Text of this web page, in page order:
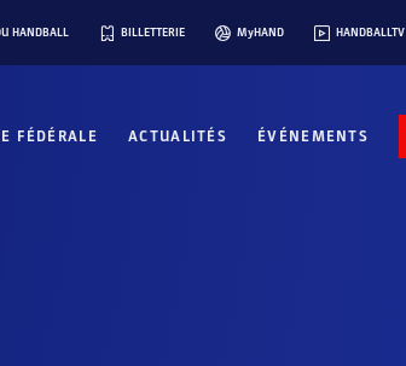
HANDBALL BILLETTERIE MyHAND HANDBALLTV
FÉDÉRALE ACTUALITÉS ÉVÉNEMENTS